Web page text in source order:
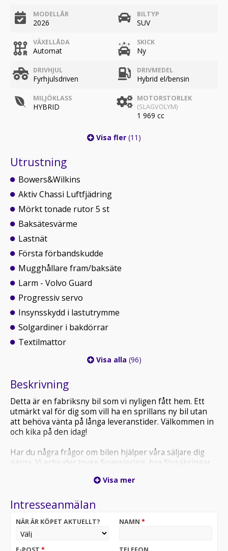
MODELLÅR
2026
BILTYP
SUV
VÄXELLÅDA
Automat
SKICK
Ny
DRIVHJUL
Fyrhjulsdriven
DRIVMEDEL
Hybrid el/bensin
MILJÖKLASS
HYBRID
MOTORSTORLEK
(SLAGVOLYM)
1 969 cc
Visa fler (11)
Utrustning
Bowers&Wilkins
Aktiv Chassi Luftfjädring
Mörkt tonade rutor 5 st
Baksätesvärme
Lastnät
Första förbandskudde
Mugghållare fram/baksäte
Larm - Volvo Guard
Progressiv servo
Insynsskydd i lastutrymme
Solgardiner i bakdörrar
Textilmattor
Visa alla (96)
Beskrivning
Detta är en fabriksny bil som vi nyligen fått hem. Ett
utmärkt val för dig som vill ha en sprillans ny bil utan
att behöva vänta på långa leveranstider. Välkommen in
och kika på den idag!
Har du några frågor om bilen hjälper våra säljare dig
gärna. Vi erbjuder trygg finansiering, bra försäkringar
är vi auktoriserad verkstad och har däckhotell. Allt du
alltså.
Volvo XC90 Recharge T8 i Ultra Black Edition
kombinerar kraft och komfort i ett uttryck som märks.
Visa mer
Intresseanmälan
NÄR ÄR KÖPET AKTUELLT? NAMN *